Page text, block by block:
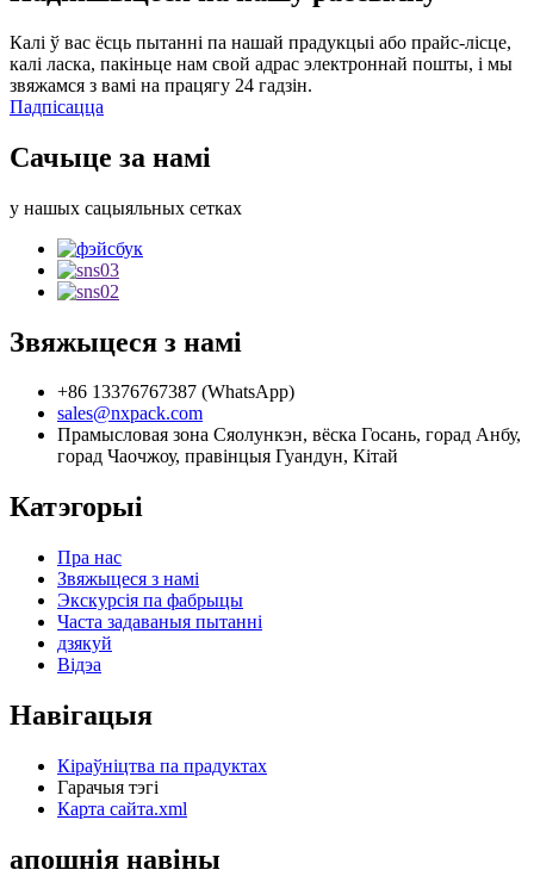
Калі ў вас ёсць пытанні па нашай прадукцыі або прайс-лісце,
калі ласка, пакіньце нам свой адрас электроннай пошты, і мы
звяжамся з вамі на працягу 24 гадзін.
Падпісацца
Сачыце за намі
у нашых сацыяльных сетках
Звяжыцеся з намі
+86 13376767387 (WhatsApp)
sales@nxpack.com
Прамысловая зона Сяолункэн, вёска Госань, горад Анбу,
горад Чаочжоу, правінцыя Гуандун, Кітай
Катэгорыі
Пра нас
Звяжыцеся з намі
Экскурсія па фабрыцы
Часта задаваныя пытанні
дзякуй
Відэа
Навігацыя
Кіраўніцтва па прадуктах
Гарачыя тэгі
Карта сайта.xml
апошнія навіны